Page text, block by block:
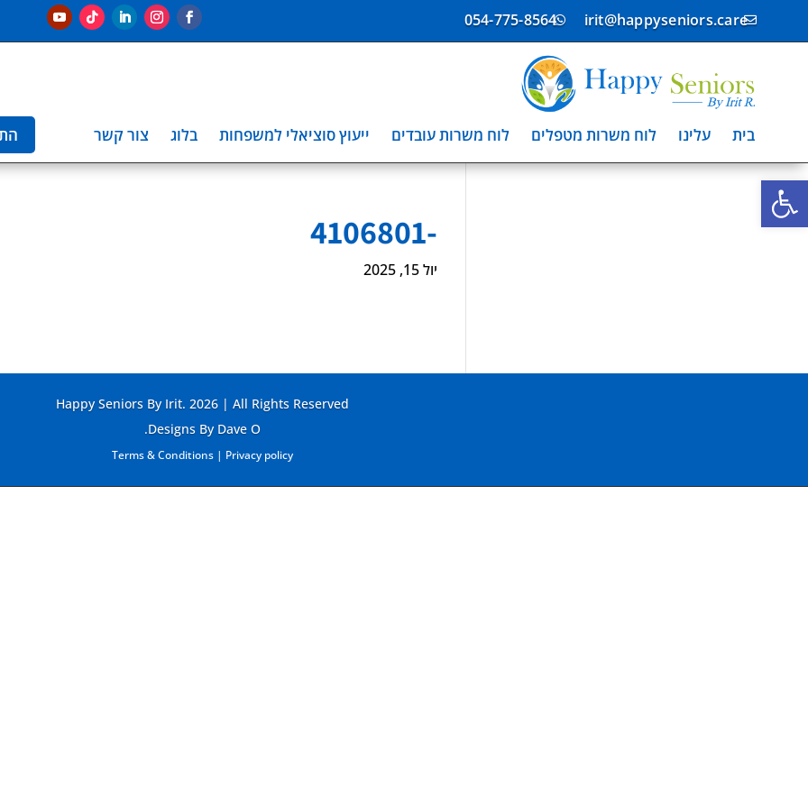
פתח סרגל נגישות

irit@happyseniors.care

054-775-8564
בית עלינו לוח משרות מטפלים לוח משרות עובדים ייעוץ סוציאלי למשפחות בלוג צור קשר
-4106801
יול 15, 2025
Happy Seniors By Irit. 2026 | All Rights Reserved
Designs By Dave O.
Terms & Conditions| Privacy policy